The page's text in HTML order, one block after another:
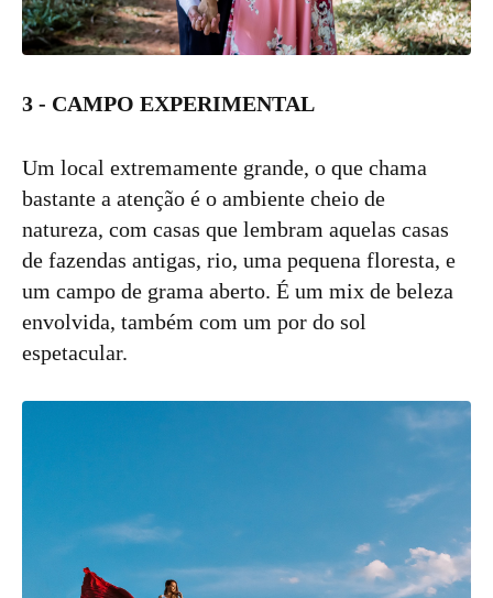
3 - CAMPO EXPERIMENTAL
Um local extremamente grande, o que chama
bastante a atenção é o ambiente cheio de
natureza, com casas que lembram aquelas casas
de fazendas antigas, rio, uma pequena floresta, e
um campo de grama aberto. É um mix de beleza
envolvida, também com um por do sol
espetacular.